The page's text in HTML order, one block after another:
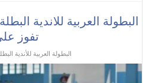
البطولة العربية للاندية
تفوز
البطولة العربية للأندية